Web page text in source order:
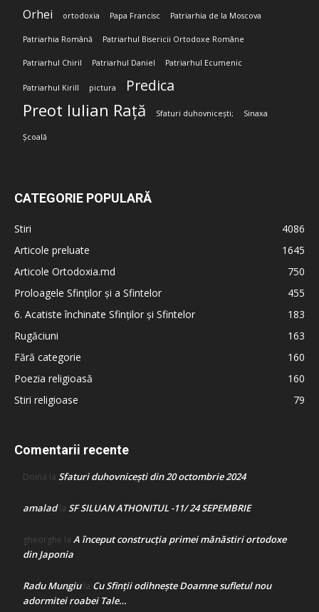
Orhei ortodoxia Papa Francisc Patriarhia de la Moscova
Patriarhia Română Patriarhul Bisericii Ortodoxe Române
Patriarhul Chiril Patriarhul Daniel Patriarhul Ecumenic
Patriarhul Kirill pictura Predica
Preot Iulian Rață Sfaturi duhovnicești; Sinaxa
Școală
CATEGORIE POPULARĂ
Stiri
4086
Articole preluate
1645
Articole Ortodoxia.md
750
Proloagele Sfinților și a Sfintelor
455
6. Acatiste închinate Sfinților și Sfintelor
183
Rugăciuni
163
Fără categorie
160
Poezia religioasă
160
Stiri religioase
79
Comentarii recente
Doina la Sfaturi duhovnicești din 20 octombrie 2024
amaladla SF SILUAN ATHONITUL -11/ 24 SEPEMBRIE
gheorghe la A început construcţia primei mănăstiri ortodoxe
din Japonia
Radu Mungiula Cu Sfinții odihnește Doamne sufletul nou
adormitei roabei Tale…